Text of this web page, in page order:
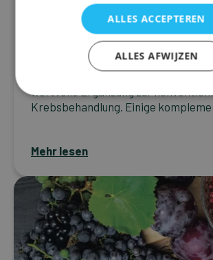
Zusätzliche
Therapien
Jede Methode, die Ihre Gesundheit
wertvolle Ergänzung zur
Krebsbehandlung. Einige
Mehr lesen
ALLES ACCEPTEREN
ALLES AFWIJZEN